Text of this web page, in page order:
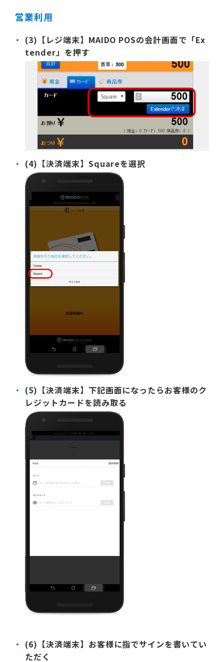
営業利用
(3)【レジ端末】MAIDO POSの会計画面で「Ex
tender」を押す
(4)【決済端末】Squareを選択
(5)【決済端末】下記画面になったらお客様のク
レジットカードを読み取る
(6)【決済端末】お客様に指でサインを書いてい
ただく